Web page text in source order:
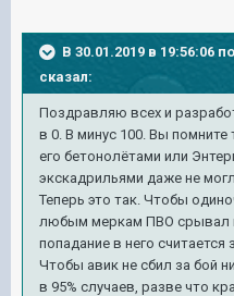
В 30.01.2019 в 19:56:06
сказал:
Поздравляю всех и
в 0. В минус 100. Вы помните
его бетонолётами или
экскадрильями даже не
Теперь это так. Чтобы
любым меркам ПВО срывал
попадание в него считается
Чтобы авик не сбил за бой
в 95% случаев, разве что